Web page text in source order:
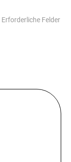
Erforderliche Felder